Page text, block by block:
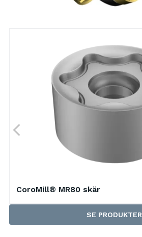
CoroMill® MR80 skär
SE PRODUKTER